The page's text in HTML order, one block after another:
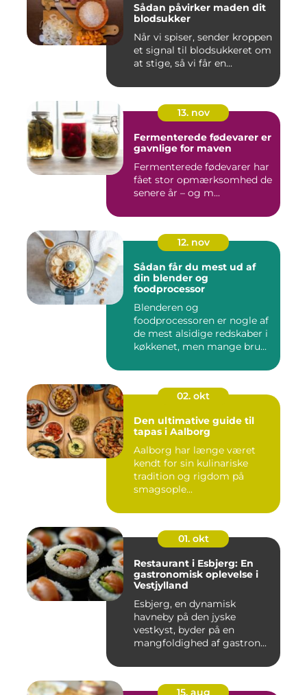
Sådan påvirker maden dit
blodsukker
Når vi spiser, sender kroppen
et signal til blodsukkeret om
at stige, så vi får en...
13. nov
Fermenterede fødevarer er
gavnlige for maven
Fermenterede fødevarer har
fået stor opmærksomhed de
senere år – og m...
12. nov
Sådan får du mest ud af
din blender og
foodprocessor
Blenderen og
foodprocessoren er nogle af
de mest alsidige redskaber i
køkkenet, men mange bru...
02. okt
Den ultimative guide til
tapas i Aalborg
Aalborg har længe været
kendt for sin kulinariske
tradition og rigdom på
smagsople...
01. okt
Restaurant i Esbjerg: En
gastronomisk oplevelse i
Vestjylland
Esbjerg, en dynamisk
havneby på den jyske
vestkyst, byder på en
mangfoldighed af gastron...
15. aug